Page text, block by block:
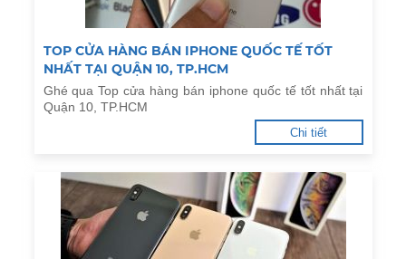
TOP CỬA HÀNG BÁN IPHONE QUỐC TẾ TỐT
NHẤT TẠI QUẬN 10, TP.HCM
Ghé qua Top cửa hàng bán iphone quốc tế tốt nhất tại
Quận 10, TP.HCM
Chi tiết